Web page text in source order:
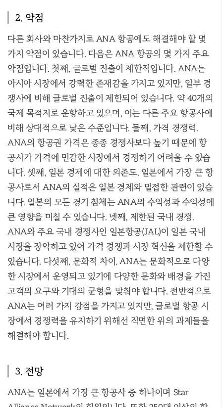
2. 약점
다른 회사와 마찬가지로 ANA 항공에도 해결해야 할 몇
가지 약점이 있습니다. 다음은 ANA 항공의 몇 가지 주요
약점입니다. 첫째, 글로벌 진출이 제한적입니다. ANA는
아시아 시장에서 강력한 존재감을 가지고 있지만, 일부 경
쟁사에 비해 글로벌 진출이 제한되어 있습니다. 약 40개의
국제 목적지로 운항하고 있으며, 이는 다른 주요 항공사에
비해 상대적으로 낮은 수준입니다. 둘째, 가격 경쟁력.
ANA의 항공권 가격은 종종 경쟁사보다 높기 때문에 항
공사가 가격에 민감한 시장에서 경쟁하기 어려울 수 있습
니다. 셋째, 일본 경제에 대한 의존도. 일본에서 가장 큰 항
공사로서 ANA의 실적은 일본 경제와 밀접한 관련이 있습
니다. 일본의 모든 경기 침체는 ANA의 수익성과 수익성에
큰 영향을 미칠 수 있습니다. 넷째, 제한된 국내 경쟁.
ANA와 주요 국내 경쟁사인 일본항공(JAL)이 일본 국내
시장을 장악하고 있어 가격 경쟁과 시장 혁신을 제한할 수
있습니다. 다섯째, 문화적 차이. ANA는 문화적으로 다양
한 시장에서 운영되고 있기에 다양한 문화와 배경을 가진
고객의 요구와 기대의 균형을 맞춰야 합니다. 전반적으로
ANA는 여러 가지 강점을 가지고 있지만, 글로벌 항공 시
장에서 경쟁력을 유지하기 위해선 직면한 위의 과제들을
해결해야 합니다.
3. 전망
ANA는 일본에서 가장 큰 항공사 중 하나이며 Star